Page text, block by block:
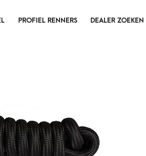
PROFIEL RENNERS DEALER ZOEKEN